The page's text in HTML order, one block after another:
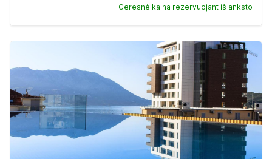
Geresnė kaina rezervuojant iš anksto